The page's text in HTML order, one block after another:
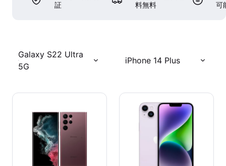
証
料無料
可
Galaxy S22 Ultra
5G
iPhone 14 Plus